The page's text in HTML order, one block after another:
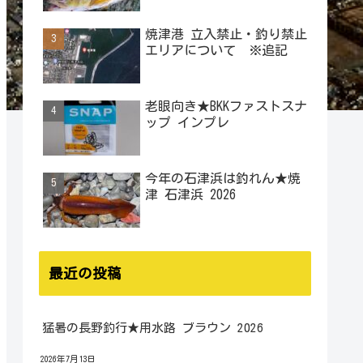
焼津港 立入禁止・釣り禁止
エリアについて ※追記
老眼向き★BKKファストスナ
ップ インプレ
今年の石津浜は釣れん★焼
津 石津浜 2026
最近の投稿
猛暑の長野釣行★用水路 ブラウン 2026
2026年7月13日